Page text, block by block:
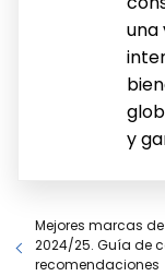
una
y
Mejores marcas
2024/25. Guía de
recomendaciones